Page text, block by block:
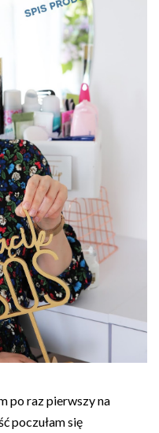
po raz pierwszy na
poczułam się